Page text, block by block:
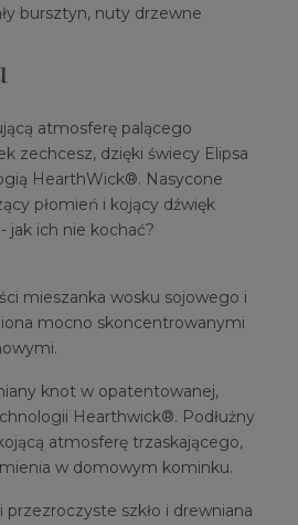
bursztyn, nuty drzewne
atmosferę palącego
zechcesz, dzięki świecy Elipsa
HearthWick®. Nasycone
płomień i kojący dźwięk
jak ich nie kochać?
mieszanka wosku sojowego i
mocno skoncentrowanymi
knot w opatentowanej,
Hearthwick®. Podłużny
atmosferę trzaskającego,
w domowym kominku.
przezroczyste szkło i drewniana